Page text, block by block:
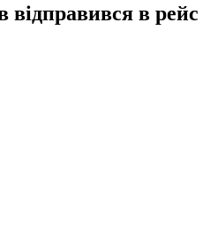
відправився в рейс